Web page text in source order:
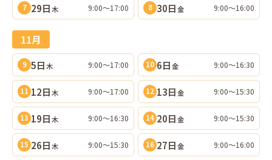
7 29日木 9:00〜17:00 8 30日金 9:00〜16:00
11月
9 5日木 9:00〜17:00 10 6日金 9:00〜16:30
11 12日木 9:00〜17:00 12 13日金 9:00〜15:30
13 19日木 9:00〜16:30 14 20日金 9:00〜15:30
15 26日木 9:00〜15:30 16 27日金 9:00〜16:00